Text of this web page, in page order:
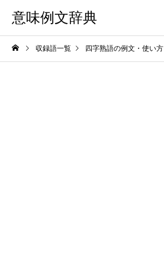
意味例文辞典
収録語一覧 四字熟語の例文・使い方